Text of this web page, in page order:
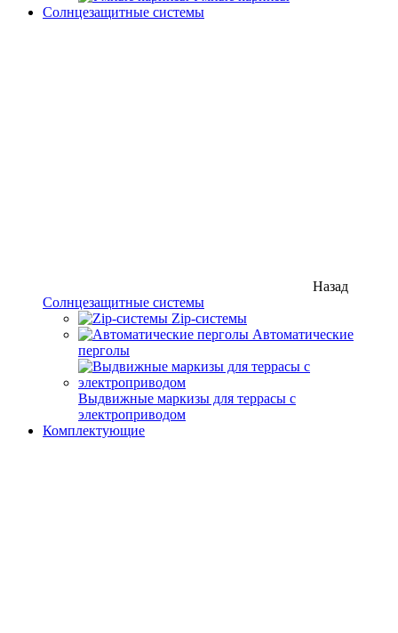
Солнцезащитные системы
Назад
Солнцезащитные системы
Zip-системы
Автоматические
перголы
Выдвижные маркизы для террасы с
электроприводом
Комплектующие